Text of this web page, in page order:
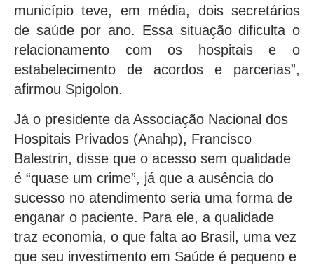
município teve, em média, dois secretários
de saúde por ano. Essa situação dificulta o
relacionamento com os hospitais e o
estabelecimento de acordos e parcerias”,
afirmou Spigolon.
Já o presidente da Associação Nacional dos
Hospitais Privados (Anahp), Francisco
Balestrin, disse que o acesso sem qualidade
é “quase um crime”, já que a ausência do
sucesso no atendimento seria uma forma de
enganar o paciente. Para ele, a qualidade
traz economia, o que falta ao Brasil, uma vez
que seu investimento em Saúde é pequeno e